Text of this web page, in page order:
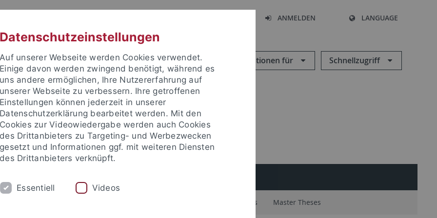
ANMELDEN LANGUAGE
Informationen für Schnellzugriff
Bachelor Theses Master Theses
Datenschutzeinstellungen
Auf unserer Webseite werden Cookies verwendet.
Einige davon werden zwingend benötigt, während es
uns andere ermöglichen, Ihre Nutzererfahrung auf
unserer Webseite zu verbessern. Ihre getroffenen
Einstellungen können jederzeit in unserer
Datenschutzerklärung bearbeitet werden. Mit den
Cookies zur Videowiedergabe werden auch Cookies
des Drittanbieters zu Targeting- und Werbezwecken
gesetzt und Informationen ggf. mit weiteren Diensten
des Drittanbieters verknüpft.
Essentiell Videos